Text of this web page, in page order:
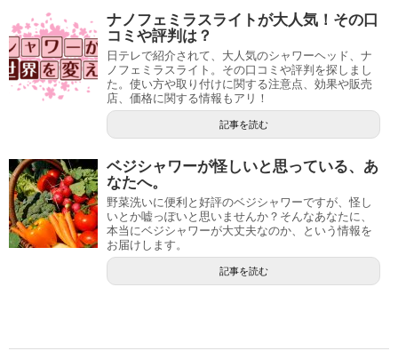
ナノフェミラスライトが大人気！その口
コミや評判は？
日テレで紹介されて、大人気のシャワーヘッド、ナ
ノフェミラスライト。その口コミや評判を探しまし
た。使い方や取り付けに関する注意点、効果や販売
店、価格に関する情報もアリ！
記事を読む
ベジシャワーが怪しいと思っている、あ
なたへ。
野菜洗いに便利と好評のベジシャワーですが、怪し
いとか嘘っぽいと思いませんか？そんなあなたに、
本当にベジシャワーが大丈夫なのか、という情報を
お届けします。
記事を読む